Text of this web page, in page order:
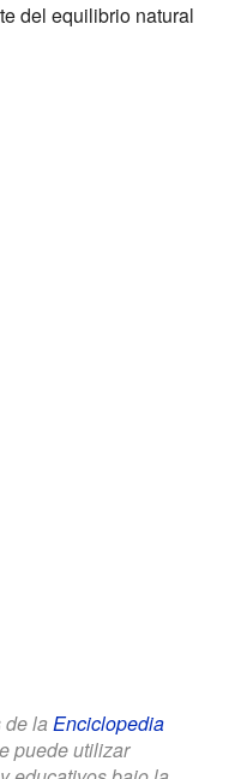
del equilibrio natural
de la Enciclopedia
puede utilizar